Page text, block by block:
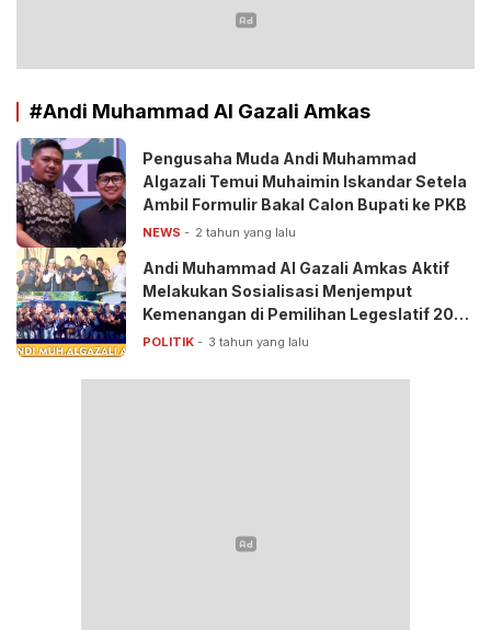
#Andi Muhammad Al Gazali Amkas
Pengusaha Muda Andi Muhammad
Algazali Temui Muhaimin Iskandar Setela
Ambil Formulir Bakal Calon Bupati ke PKB
NEWS 2 tahun yang lalu
Andi Muhammad Al Gazali Amkas Aktif
Melakukan Sosialisasi Menjemput
Kemenangan di Pemilihan Legeslatif 2024
Mendatang.
POLITIK 3 tahun yang lalu